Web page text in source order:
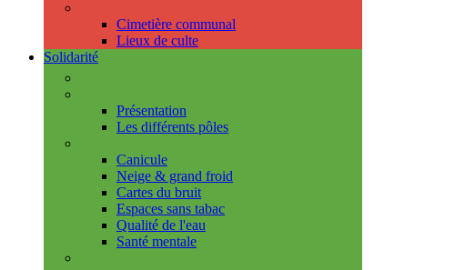
Cimetière communal
Lieux de culte
Solidarité
Présentation
Les différents pôles
Canicule
Neige & grand froid
Cartes du bruit
Espaces sans tabac
Qualité de l'eau
Santé mentale